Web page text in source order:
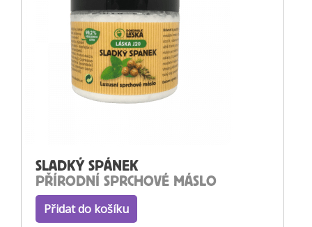
SLADKÝ SPÁNEK
PŘÍRODNÍ SPRCHOVÉ MÁSLO
Přidat do košíku